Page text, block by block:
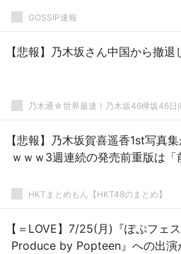
GOSSIP速報
【悲報】乃木坂さん中国から撤退
【悲報】乃木坂賀喜遥香1st写真
ｗｗｗ3週連続の発売前重版は「
HKTまとめもん【HKT48のまとめ】
【＝LOVE】7/25(月)『ぽぷフェ
Produce by Popteen』への出演